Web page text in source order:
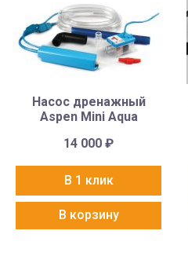
Насос дренажный
Aspen Mini Aqua
14 000₽
В 1 клик
В корзину